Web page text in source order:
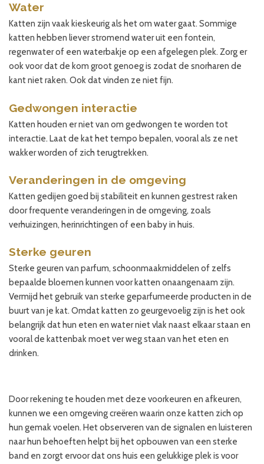
Water
Katten zijn vaak kieskeurig als het om water gaat. Sommige
katten hebben liever stromend water uit een fontein,
regenwater of een waterbakje op een afgelegen plek. Zorg er
ook voor dat de kom groot genoeg is zodat de snorharen de
kant niet raken. Ook dat vinden ze niet fijn.
Gedwongen interactie
Katten houden er niet van om gedwongen te worden tot
interactie. Laat de kat het tempo bepalen, vooral als ze net
wakker worden of zich terugtrekken.
Veranderingen in de omgeving
Katten gedijen goed bij stabiliteit en kunnen gestrest raken
door frequente veranderingen in de omgeving, zoals
verhuizingen, herinrichtingen of een baby in huis.
Sterke geuren
Sterke geuren van parfum, schoonmaakmiddelen of zelfs
bepaalde bloemen kunnen voor katten onaangenaam zijn.
Vermijd het gebruik van sterke geparfumeerde producten in de
buurt van je kat. Omdat katten zo geurgevoelig zijn is het ook
belangrijk dat hun eten en water niet vlak naast elkaar staan en
vooral de kattenbak moet ver weg staan van het eten en
drinken.
Door rekening te houden met deze voorkeuren en afkeuren,
kunnen we een omgeving creëren waarin onze katten zich op
hun gemak voelen. Het observeren van de signalen en luisteren
naar hun behoeften helpt bij het opbouwen van een sterke
band en zorgt ervoor dat ons huis een gelukkige plek is voor